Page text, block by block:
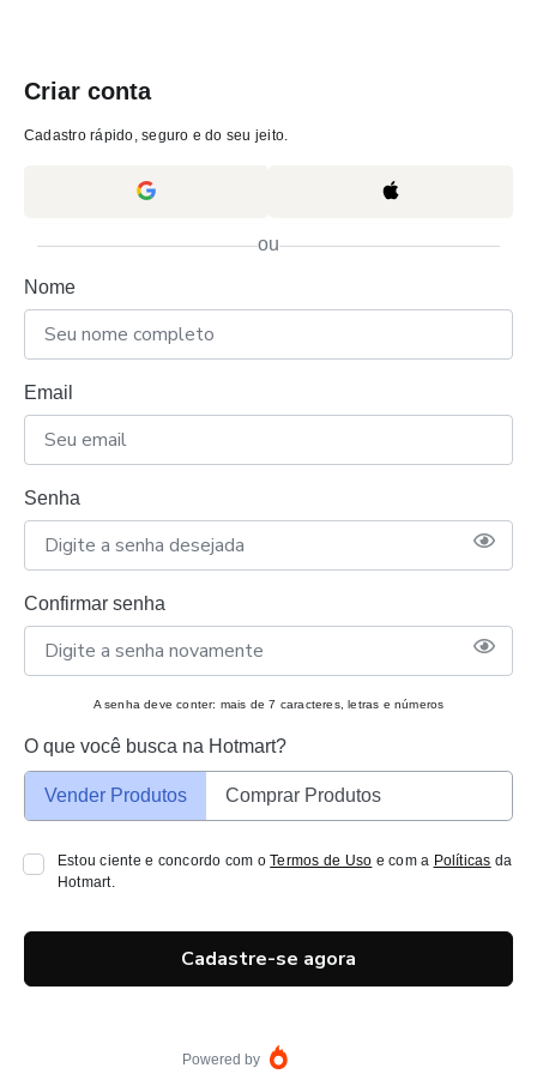
Criar conta
Cadastro rápido, seguro e do seu jeito.
ou
Nome
Email
Senha
Confirmar senha
A senha deve conter: mais de 7 caracteres, letras e números
O que você busca na Hotmart?
Vender Produtos Comprar Produtos
Estou ciente e concordo com oTermos de Uso e com a Políticas da
Hotmart.
Cadastre-se agora
Powered by